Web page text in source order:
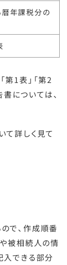
年課税分の
1表」「第2
については、
て詳しく見て
で、作成順番
被相続人の情
入できる部分